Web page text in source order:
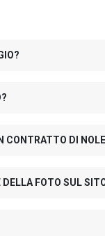
CONTRATTO DI
FOTO SUL